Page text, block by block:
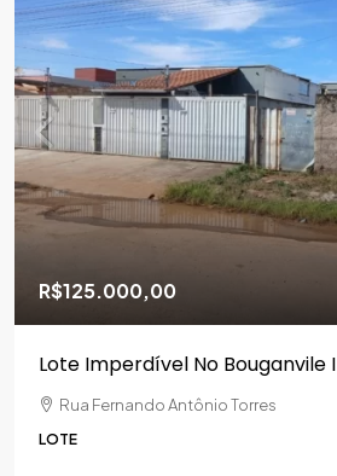
R$125.000,00
Lote Imperdível No Bouganvile I
Rua Fernando Antônio Torres
LOTE